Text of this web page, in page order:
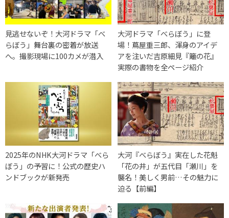
見逃せないぞ！大河ドラマ「べ
らぼう」舞台裏の密着が放送
へ。撮影現場に100カメが潜入
大河ドラマ「べらぼう」に登
場！蔦屋重三郎、渾身のアイデ
アを注いだ吉原細見『籬の花』
実際の書物を全ページ紹介
2025年のNHK大河ドラマ「べら
ぼう」の予習に！公式の歴史ハ
ンドブックが新発売
大河『べらぼう』実在した花魁
「花の井」が五代目「瀬川」を
襲名！美しく男前…その魅力に
迫る【前編】